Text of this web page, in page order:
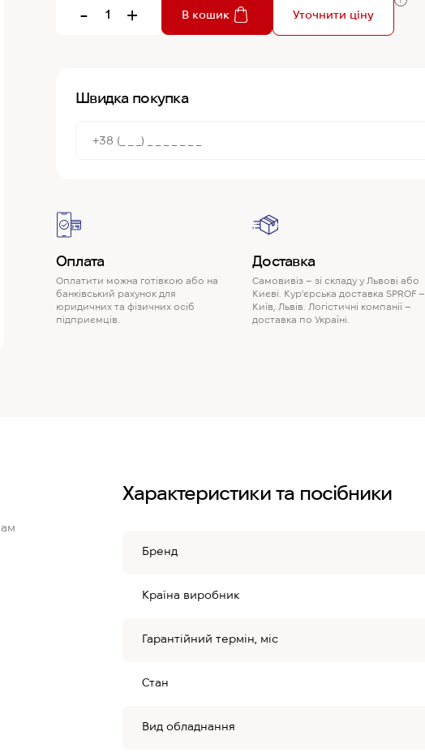
- + В кошик Уточнити ціну
Швидка покупка
Оплата
Оплатити можна готівкою або на
банківський рахунок для
юридичних та фізичних осіб
підприємців.
Доставка
Самовивіз – зі складу у Львові або
Києві. Кур'єрська доставка SPROF –
Київ, Львів. Логістичні компанії –
доставка по Україні.
Характеристики та посібники
Бренд
Країна виробник
Гарантійний термін, міс
Стан
Вид обладнання